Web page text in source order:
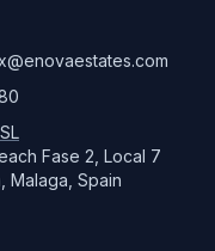
Fase 2, Local 7
Malaga, Spain